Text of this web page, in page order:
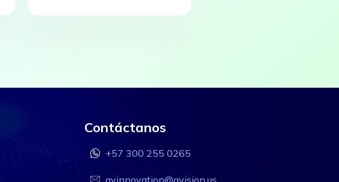
Contáctanos
+57 300 255 0265
qvinnovation@qvision.us